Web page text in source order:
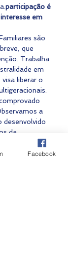
participação é
em
são
que
Trabalha
em
liberar o
a
desenvolvido
da…
Facebook